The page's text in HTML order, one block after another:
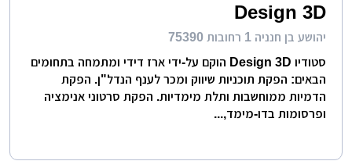
Design 3D
יהושע בן חנניה 1 רחובות 75390
סטודיו Design 3D הוקם על-ידי ארז דידי ומתמחה בתחומים
הבאים: הפקת תוכניות שיווק ומכר לענף הנדל"ן. הפקת
הדמיות ממוחשבות ותלת מימדיות. הפקת סרטוני אנימציה
ופרסומות בדו-מימד,...